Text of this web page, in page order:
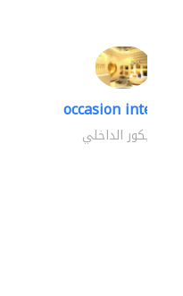
occasion interiors
الديكور الداخلي